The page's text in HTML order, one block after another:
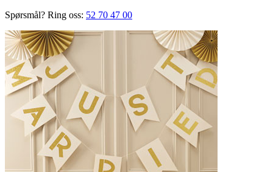
Spørsmål? Ring oss: 52 70 47 00